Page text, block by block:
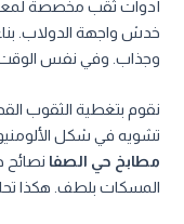
أدوات ثقب مخصصة
خدش واجهة الدولاب.
وجذاب. وفي نفس الوقت،
نقوم بتغطية الثقوب
تشويه في شكل
مطابخ حي الصفا نصائح
المسكات بلطف. هكذا